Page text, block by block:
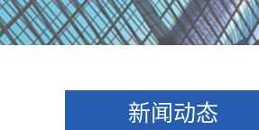
新闻动态